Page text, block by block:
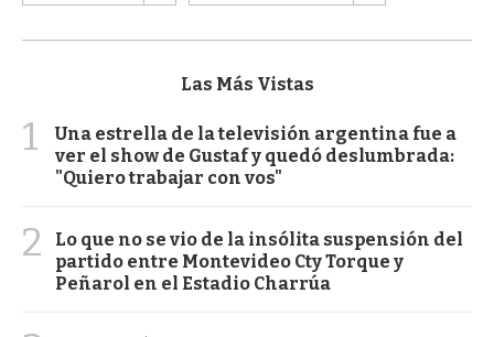
Las Más Vistas
1
Una estrella de la televisión argentina fue a
ver el show de Gustaf y quedó deslumbrada:
"Quiero trabajar con vos"
2
Lo que no se vio de la insólita suspensión del
partido entre Montevideo Cty Torque y
Peñarol en el Estadio Charrúa